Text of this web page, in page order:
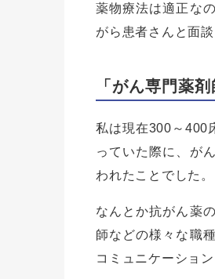
薬物療法は適正な
がら患者さんと面談
「がん専門薬
私は現在300～400
っていた際に、が
われたことでした。
なんとか抗がん薬
師などの様々な職
コミュニケーショ